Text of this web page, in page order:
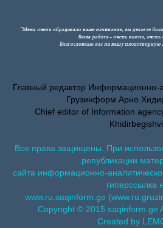
Главный редактор Информационно-
Грузинформ Арно
Chief editor of Information
Все права защищены. При
републикации
сайта информационно-
гиперссылка
www.ru.saqinform.ge
Copyright © 2015 saqinform.ge
Created by